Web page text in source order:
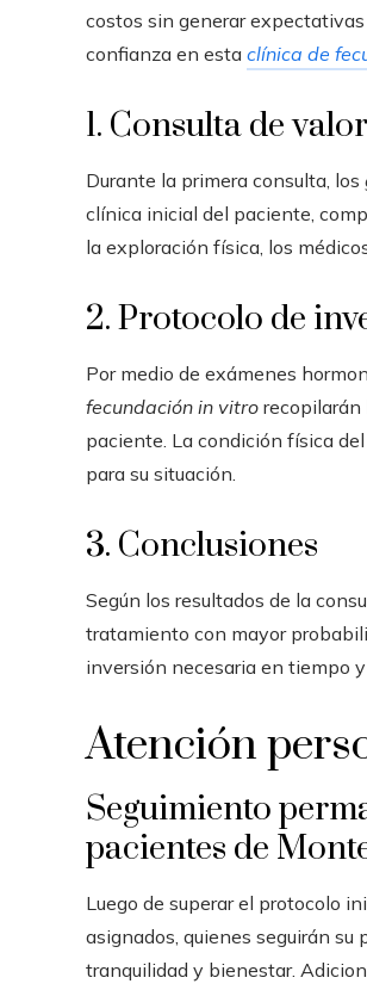
costos sin generar
confianza en esta clínica de
1. Consulta de
Durante la primera consulta, los
clínica inicial del paciente,
la exploración física, los
2. Protocolo de
Por medio de exámenes
fecundación in vitro recopilarán
paciente. La condición física
para su situación.
3. Conclusiones
Según los resultados de la
tratamiento con mayor
inversión necesaria en tiempo
Atención
Seguimiento
pacientes de
Luego de superar el protocolo
asignados, quienes seguirán
tranquilidad y bienestar.